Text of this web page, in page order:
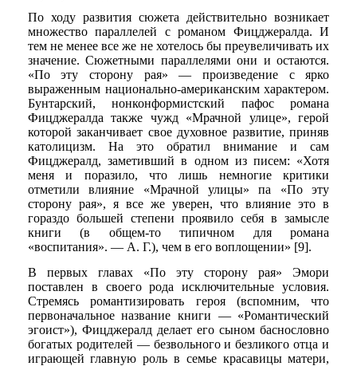
По ходу развития сюжета действительно возникает
множество параллелей с романом Фицджералда. И
тем не менее все же не хотелось бы преувеличивать их
значение. Сюжетными параллелями они и остаются.
«По эту сторону рая» — произведение с ярко
выраженным национально-американским характером.
Бунтарский, нонконформистский пафос романа
Фицджералда также чужд «Мрачной улице», герой
которой заканчивает свое духовное развитие, приняв
католицизм. На это обратил внимание и сам
Фицджералд, заметивший в одном из писем: «Хотя
меня и поразило, что лишь немногие критики
отметили влияние «Мрачной улицы» па «По эту
сторону рая», я все же уверен, что влияние это в
гораздо большей степени проявило себя в замысле
книги (в общем-то типичном для романа
«воспитания». — А. Г.), чем в его воплощении» [9].
В первых главах «По эту сторону рая» Эмори
поставлен в своего рода исключительные условия.
Стремясь романтизировать героя (вспомним, что
первоначальное название книги — «Романтический
эгоист»), Фицджералд делает его сыном баснословно
богатых родителей — безвольного и безликого отца и
играющей главную роль в семье красавицы матери,